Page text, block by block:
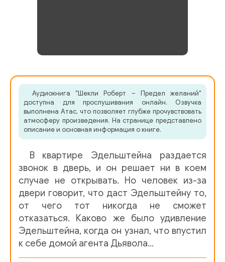
Аудиокнига "Шекли Роберт – Предел желаний"
доступна для прослушивания онлайн. Озвучка
выполнена Атас, что позволяет глубже прочувствовать
атмосферу произведения. На странице представлено
описание и основная информация о книге.
В квартире Эдельштейна раздается
звонок в дверь, и он решает ни в коем
случае не открывать. Но человек из-за
двери говорит, что даст Эдельштейну то,
от чего тот никогда не сможет
отказаться. Каково же было удивление
Эдельштейна, когда он узнал, что впустил
к себе домой агента Дьявола…